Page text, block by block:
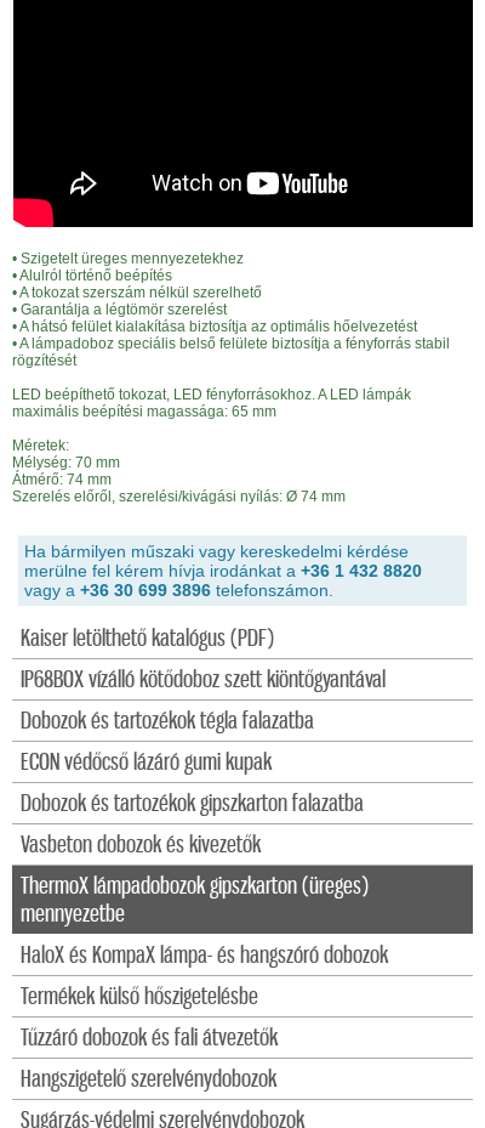
Kaiser letölthető katalógus (PDF)
IP68BOX vízálló kötődoboz szett kiöntőgyantával
Dobozok és tartozékok tégla falazatba
ECON védőcső lázáró gumi kupak
Dobozok és tartozékok gipszkarton falazatba
Vasbeton dobozok és kivezetők
ThermoX lámpadobozok gipszkarton (üreges)
mennyezetbe
HaloX és KompaX lámpa- és hangszóró dobozok
Termékek külső hőszigetelésbe
Tűzzáró dobozok és fali átvezetők
Hangszigetelő szerelvénydobozok
Sugárzás-védelmi szerelvénydobozok
• Szigetelt üreges mennyezetekhez
• Alulról történő beépítés
• A tokozat szerszám nélkül szerelhető
• Garantálja a légtömör szerelést
• A hátsó felület kialakítása biztosítja az optimális hőelvezetést
• A lámpadoboz speciális belső felülete biztosítja a fényforrás stabil
rögzítését
LED beépíthető tokozat, LED fényforrásokhoz. A LED lámpák
maximális beépítési magassága: 65 mm
Méretek:
Mélység: 70 mm
Átmérő: 74 mm
Szerelés előről, szerelési/kivágási nyílás: Ø 74 mm
Ha bármilyen műszaki vagy kereskedelmi kérdése
merülne fel kérem hívja irodánkat a +36 1 432 8820
vagy a +36 30 699 3896 telefonszámon.